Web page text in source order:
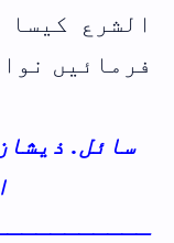
الشرع
فرمائیں